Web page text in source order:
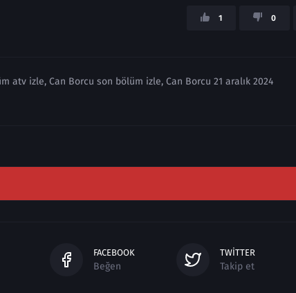
1 0
atv izle, Can Borcu son bölüm izle, Can Borcu 21 aralık 2024
FACEBOOK
Beğen
TWITTER
Takip et